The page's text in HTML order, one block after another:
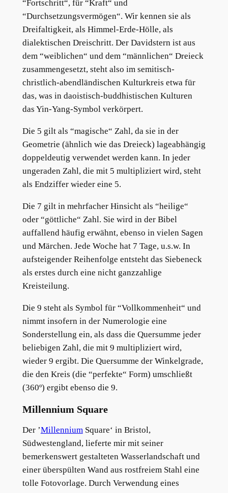
“Fortschritt“, für “Kraft“ und
“Durchsetzungsvermögen“. Wir kennen sie als
Dreifaltigkeit, als Himmel-Erde-Hölle, als
dialektischen Dreischritt. Der Davidstern ist aus
dem “weiblichen“ und dem “männlichen“ Dreieck
zusammengesetzt, steht also im semitisch-
christlich-abendländischen Kulturkreis etwa für
das, was in daoistisch-buddhistischen Kulturen
das Yin-Yang-Symbol verkörpert.
Die 5 gilt als “magische“ Zahl, da sie in der
Geometrie (ähnlich wie das Dreieck) lageabhängig
doppeldeutig verwendet werden kann. In jeder
ungeraden Zahl, die mit 5 multipliziert wird, steht
als Endziffer wieder eine 5.
Die 7 gilt in mehrfacher Hinsicht als “heilige“
oder “göttliche“ Zahl. Sie wird in der Bibel
auffallend häufig erwähnt, ebenso in vielen Sagen
und Märchen. Jede Woche hat 7 Tage, u.s.w. In
aufsteigender Reihenfolge entsteht das Siebeneck
als erstes durch eine nicht ganzzahlige
Kreisteilung.
Die 9 steht als Symbol für “Vollkommenheit“ und
nimmt insofern in der Numerologie eine
Sonderstellung ein, als dass die Quersumme jeder
beliebigen Zahl, die mit 9 multipliziert wird,
wieder 9 ergibt. Die Quersumme der Winkelgrade,
die den Kreis (die “perfekte“ Form) umschließt
(360º) ergibt ebenso die 9.
Millennium Square
Der ’MillenniumSquare‘ in Bristol,
Südwestengland, lieferte mir mit seiner
bemerkenswert gestalteten Wasserlandschaft und
einer überspülten Wand aus rostfreiem Stahl eine
tolle Fotovorlage. Durch Verwendung eines